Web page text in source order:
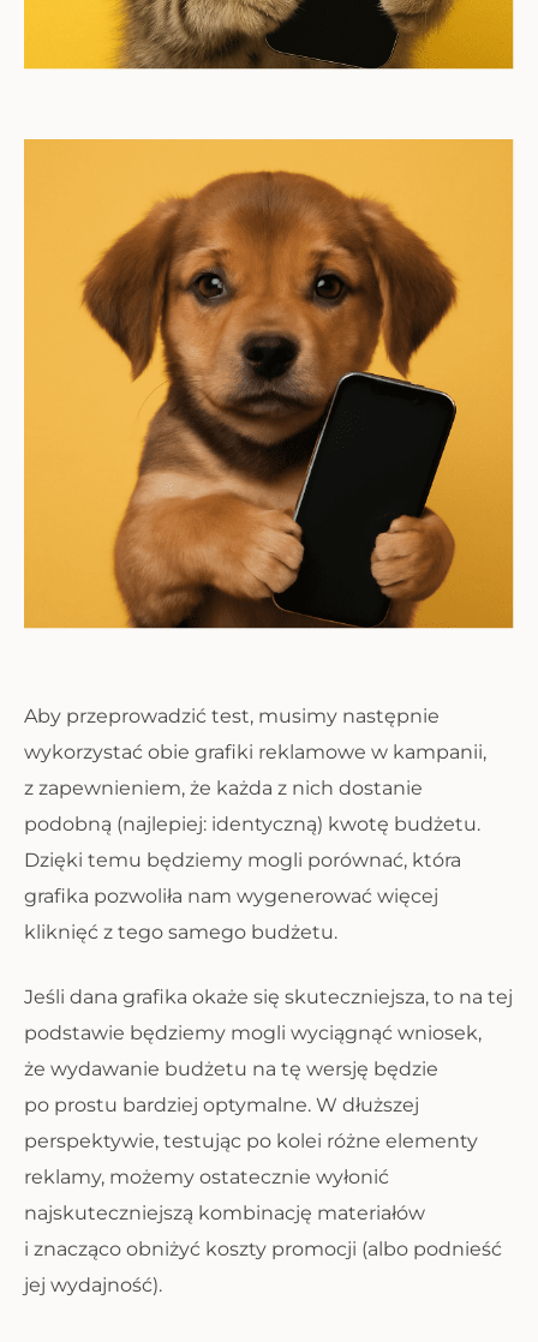
Aby przeprowadzić test, musimy następnie
wykorzystać obie grafiki reklamowe w kampanii,
z zapewnieniem, że każda z nich dostanie
podobną (najlepiej: identyczną) kwotę budżetu.
Dzięki temu będziemy mogli porównać, która
grafika pozwoliła nam wygenerować więcej
kliknięć z tego samego budżetu.
Jeśli dana grafika okaże się skuteczniejsza, to na tej
podstawie będziemy mogli wyciągnąć wniosek,
że wydawanie budżetu na tę wersję będzie
po prostu bardziej optymalne. W dłuższej
perspektywie, testując po kolei różne elementy
reklamy, możemy ostatecznie wyłonić
najskuteczniejszą kombinację materiałów
i znacząco obniżyć koszty promocji (albo podnieść
jej wydajność).